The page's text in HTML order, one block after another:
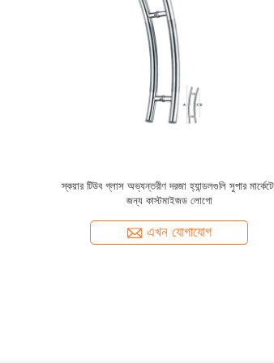
জনপ্রিয় অলঙ্কার অ্যালুমিনিয়াম বেড়া এবং গেট আনুষাঙ্গিক
অ্যালুমিনিয়াম বেড়া অলঙ্কার
এখন যোগাযোগ